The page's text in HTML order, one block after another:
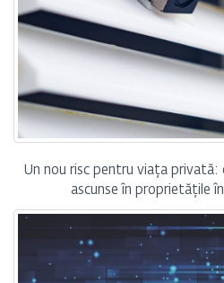
Un nou risc pentru viața privată:
ascunse în proprietățile